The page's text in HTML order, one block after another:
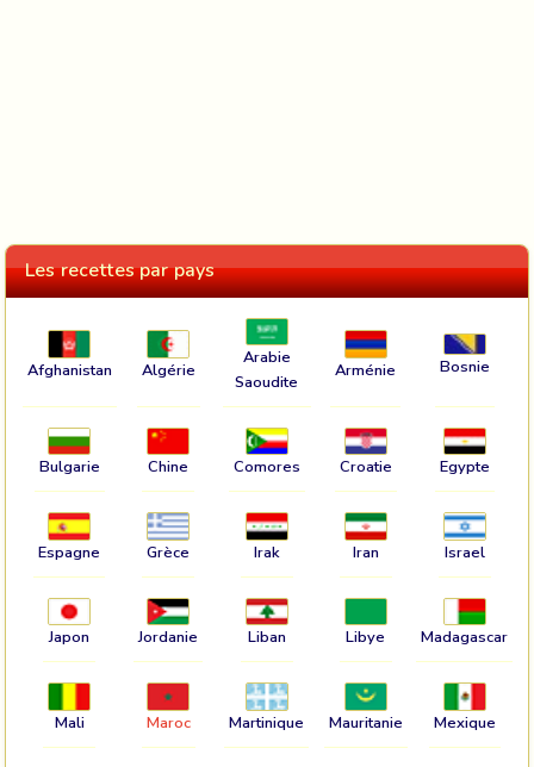
Les recettes par pays
Afghanistan Algérie
Arabie
Saoudite
Arménie Bosnie
Bulgarie Chine Comores Croatie Egypte
Espagne Grèce Irak Iran Israel
Japon Jordanie Liban Libye Madagascar
Mali Maroc Martinique Mauritanie Mexique